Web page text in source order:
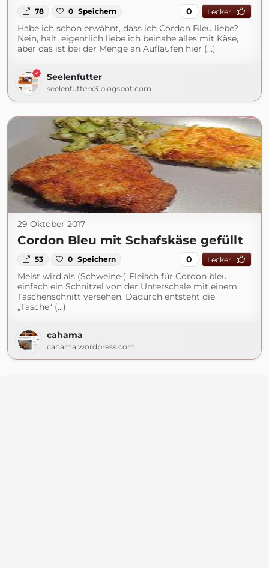
78 0 Speichern 0 Lecker
Habe ich schon erwähnt, dass ich Cordon Bleu liebe?
Nein, halt, eigentlich liebe ich beinahe alles mit Käse,
aber das ist bei der Menge an Aufläufen hier (...)
Seelenfutter
seelenfutterx3.blogspot.com
29 Oktober 2017
Cordon Bleu mit Schafskäse gefüllt
53 0 Speichern 0 Lecker
Meist wird als (Schweine-) Fleisch für Cordon bleu
einfach ein Schnitzel von der Unterschale mit einem
Taschenschnitt versehen. Dadurch entsteht die
„Tasche“ (...)
cahama
cahama.wordpress.com